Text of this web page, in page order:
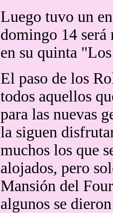
Luego tuvo un
domingo 14
en su quinta
El paso de los
todos aquellos
para las nuevas
la siguen
muchos los que
alojados, pero
Mansión del
algunos se